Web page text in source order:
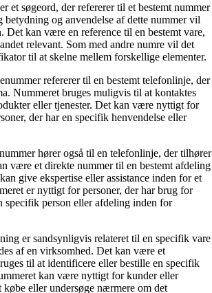
et søgeord, der refererer til et bestemt nummer
og anvendelse af dette nummer vil
Det kan være en reference til en bestemt vare,
relevant. Som med andre numre vil det
til at skelne mellem forskellige elementer.
refererer til en bestemt telefonlinje, der
Nummeret bruges muligvis til at kontaktes
eller tjenester. Det kan være nyttigt for
der har en specifik henvendelse eller
hører også til en telefonlinje, der tilhører
være et direkte nummer til en bestemt afdeling
give ekspertise eller assistance inden for et
er nyttigt for personer, der har brug for
specifik person eller afdeling inden for
er sandsynligvis relateret til en specifik vare
af en virksomhed. Det kan være et
til at identificere eller bestille en specifik
kan være nyttigt for kunder eller
købe eller undersøge nærmere om det